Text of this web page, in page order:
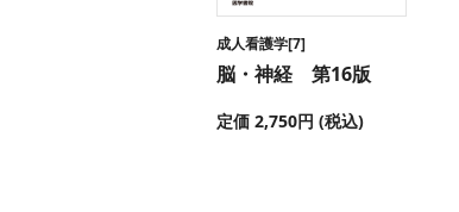
成人看護学[7]
脳・神経 第16版
定価 2,750円 (税込)